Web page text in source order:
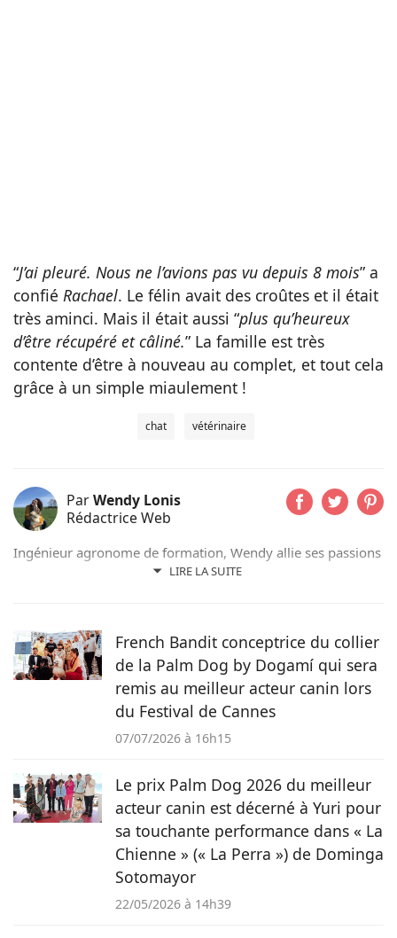
“J’ai pleuré. Nous ne l’avions pas vu depuis 8 mois” a
confié Rachael. Le félin avait des croûtes et il était
très aminci. Mais il était aussi “plus qu’heureux
d’être récupéré et câliné.” La famille est très
contente d’être à nouveau au complet, et tout cela
grâce à un simple miaulement !
chat vétérinaire
ParWendy Lonis
Rédactrice Web
LIRE LA SUITE
Ingénieur agronome de formation, Wendy allie ses passions
pour les mots et les animaux en écrivant pour Pets-dating.
australien, des poules et même des pigeons voyageurs !
French Bandit conceptrice du collier
de la Palm Dog by Dogamí qui sera
remis au meilleur acteur canin lors
du Festival de Cannes
07/07/2026 à 16h15
Le prix Palm Dog 2026 du meilleur
acteur canin est décerné à Yuri pour
sa touchante performance dans « La
Chienne » (« La Perra ») de Dominga
Sotomayor
22/05/2026 à 14h39